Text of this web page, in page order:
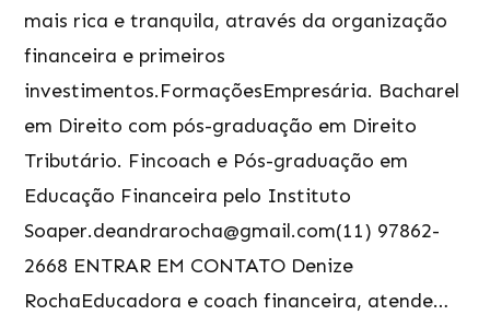
mais rica e tranquila, através da organização
financeira e primeiros
investimentos.FormaçõesEmpresária. Bacharel
em Direito com pós-graduação em Direito
Tributário. Fincoach e Pós-graduação em
Educação Financeira pelo Instituto
Soaper.deandrarocha@gmail.com(11) 97862-
2668 ENTRAR EM CONTATO Denize
RochaEducadora e coach financeira, atende…